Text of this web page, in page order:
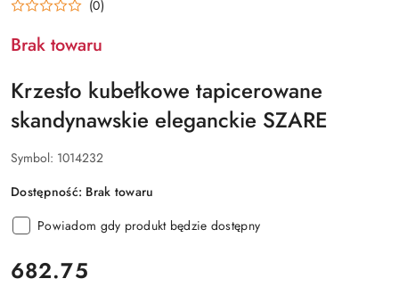
(0)
Brak towaru
Krzesło kubełkowe tapicerowane
skandynawskie eleganckie SZARE
Symbol: 1014232
Dostępność: Brak towaru
Powiadom gdy produkt będzie dostępny
cena:
682.75